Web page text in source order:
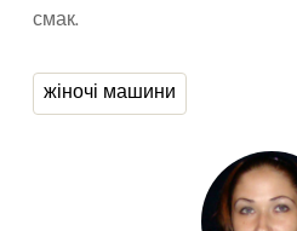
смак.
жіночі машини